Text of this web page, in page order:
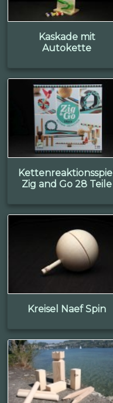
Kaskade mit
Autokette
Kettenreaktionsspiel
Zig and Go 28 Teile
Kreisel Naef Spin